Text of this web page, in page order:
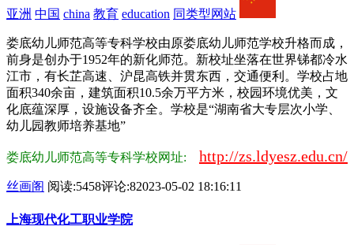
亚洲 中国 china 教育 education 同类型网站
娄底幼儿师范高等专科学校由原娄底幼儿师范学校升格而成，
前身是创办于1952年的新化师范。新校址坐落在世界锑都冷水
江市，有长芷高速、沪昆高铁并贯东西，交通便利。学校占地
面积340余亩，建筑面积10.5余万平方米，校园环境优美，文
化底蕴深厚，设施设备齐全。学校是“湖南省大专层次小学、
幼儿园教师培养基地”
娄底幼儿师范高等专科学校网址: http://zs.ldyesz.edu.cn/
丝画阁 阅读:5458评论:82023-05-02 18:16:11
上海现代化工职业学院